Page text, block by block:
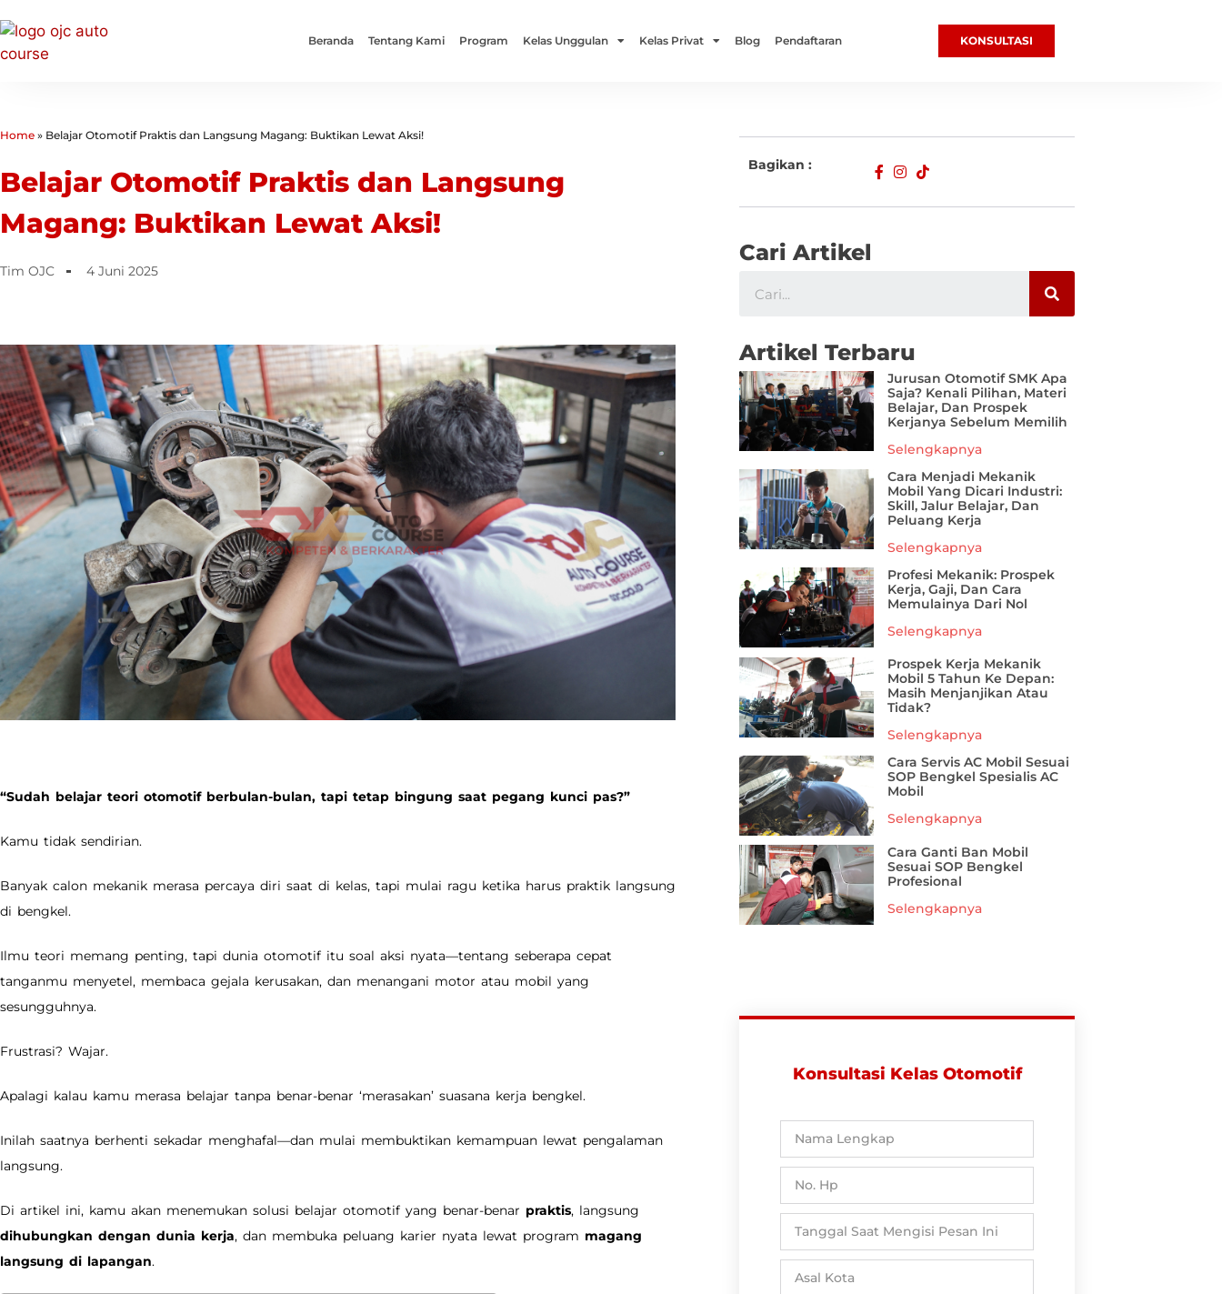
Beranda Tentang Kami Program Kelas Unggulan Kelas Privat Blog Pendaftaran KONSULTASI
Home » Belajar Otomotif Praktis dan Langsung Magang: Buktikan Lewat Aksi!
Belajar Otomotif Praktis dan Langsung
Magang: Buktikan Lewat Aksi!
Tim OJC 4 Juni 2025
“Sudah belajar teori otomotif berbulan-bulan, tapi tetap bingung saat pegang kunci pas?”
Kamu tidak sendirian.
Banyak calon mekanik merasa percaya diri saat di kelas, tapi mulai ragu ketika harus praktik langsung
di bengkel.
Ilmu teori memang penting, tapi dunia otomotif itu soal aksi nyata—tentang seberapa cepat
tanganmu menyetel, membaca gejala kerusakan, dan menangani motor atau mobil yang
sesungguhnya.
Frustrasi? Wajar.
Apalagi kalau kamu merasa belajar tanpa benar-benar ‘merasakan’ suasana kerja bengkel.
Inilah saatnya berhenti sekadar menghafal—dan mulai membuktikan kemampuan lewat pengalaman
langsung.
Di artikel ini, kamu akan menemukan solusi belajar otomotif yang benar-benar praktis, langsung
dihubungkan dengan dunia kerja, dan membuka peluang karier nyata lewat program magang
langsung di lapangan.
Bagikan :
Cari Artikel
Artikel Terbaru
Jurusan Otomotif SMK Apa
Saja? Kenali Pilihan, Materi
Belajar, Dan Prospek
Kerjanya Sebelum Memilih
Selengkapnya
Cara Menjadi Mekanik
Mobil Yang Dicari Industri:
Skill, Jalur Belajar, Dan
Peluang Kerja
Selengkapnya
Profesi Mekanik: Prospek
Kerja, Gaji, Dan Cara
Memulainya Dari Nol
Selengkapnya
Prospek Kerja Mekanik
Mobil 5 Tahun Ke Depan:
Masih Menjanjikan Atau
Tidak?
Selengkapnya
Cara Servis AC Mobil Sesuai
SOP Bengkel Spesialis AC
Mobil
Selengkapnya
Cara Ganti Ban Mobil
Sesuai SOP Bengkel
Profesional
Selengkapnya
Konsultasi Kelas Otomotif